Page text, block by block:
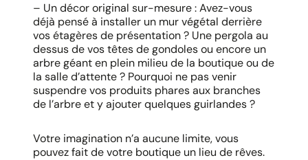
– Un décor original sur-mesure : Avez-vous
déjà pensé à installer un mur végétal derrière
vos étagères de présentation ? Une pergola au
dessus de vos têtes de gondoles ou encore un
arbre géant en plein milieu de la boutique ou de
la salle d’attente ? Pourquoi ne pas venir
suspendre vos produits phares aux branches
de l’arbre et y ajouter quelques guirlandes ?
Votre imagination n’a aucune limite, vous
pouvez fait de votre boutique un lieu de rêves.